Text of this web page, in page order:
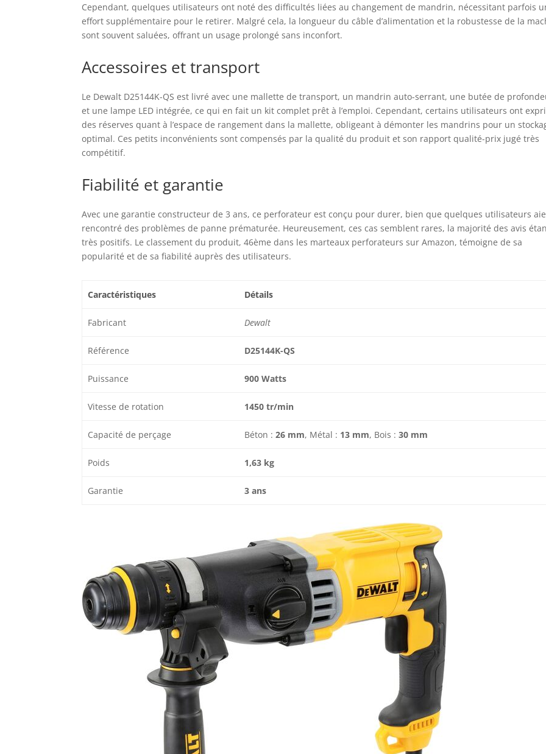
Cependant, quelques utilisateurs ont noté des difficultés liées au changement de mandrin, nécessitant parfois
effort supplémentaire pour le retirer. Malgré cela, la longueur du câble d’alimentation et la robustesse de la
sont souvent saluées, offrant un usage prolongé sans inconfort.
Accessoires et transport
Le Dewalt D25144K-QS est livré avec une mallette de transport, un mandrin auto-serrant, une butée de
et une lampe LED intégrée, ce qui en fait un kit complet prêt à l’emploi. Cependant, certains utilisateurs ont
des réserves quant à l’espace de rangement dans la mallette, obligeant à démonter les mandrins pour un
optimal. Ces petits inconvénients sont compensés par la qualité du produit et son rapport qualité-prix jugé très
compétitif.
Fiabilité et garantie
Avec une garantie constructeur de 3 ans, ce perforateur est conçu pour durer, bien que quelques utilisateurs
rencontré des problèmes de panne prématurée. Heureusement, ces cas semblent rares, la majorité des avis
très positifs. Le classement du produit, 46ème dans les marteaux perforateurs sur Amazon, témoigne de sa
popularité et de sa fiabilité auprès des utilisateurs.
Caractéristiques Détails
Fabricant Dewalt
Référence D25144K-QS
Puissance 900 Watts
Vitesse de rotation 1450 tr/min
Capacité de perçage Béton : 26 mm, Métal : 13 mm, Bois : 30 mm
Poids 1,63 kg
Garantie 3 ans